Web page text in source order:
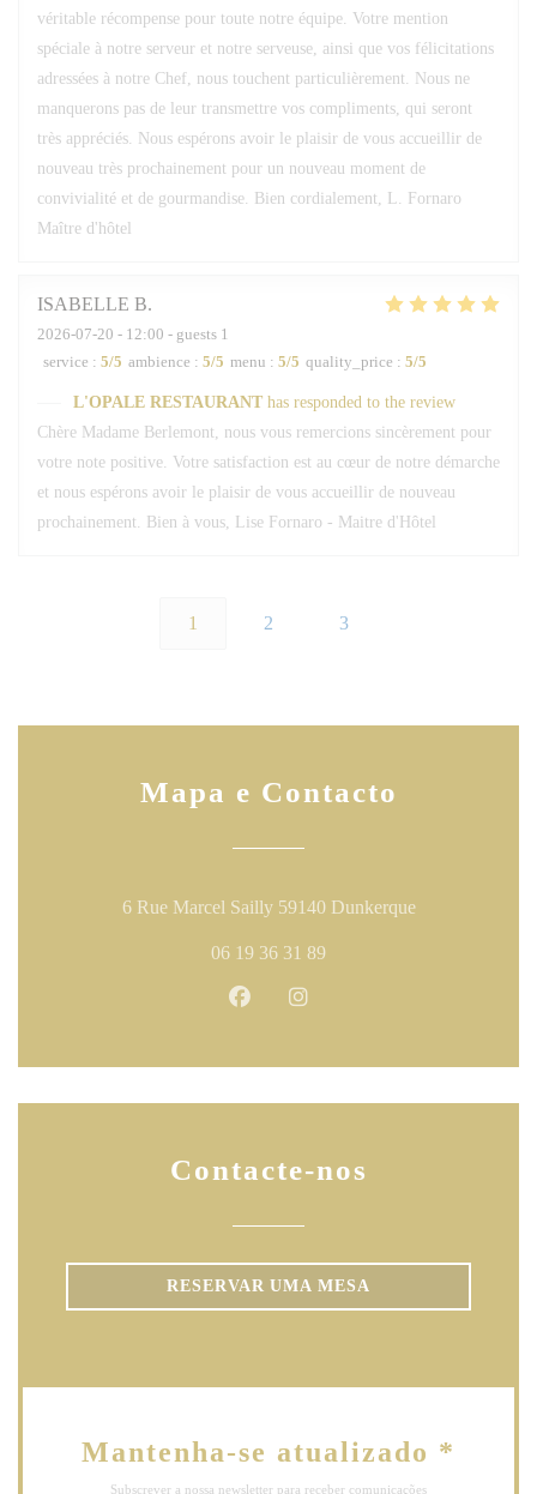
véritable récompense pour toute notre équipe. Votre mention
spéciale à notre serveur et notre serveuse, ainsi que vos félicitations
adressées à notre Chef, nous touchent particulièrement. Nous ne
manquerons pas de leur transmettre vos compliments, qui seront
très appréciés. Nous espérons avoir le plaisir de vous accueillir de
nouveau très prochainement pour un nouveau moment de
convivialité et de gourmandise. Bien cordialement, L. Fornaro
Maître d'hôtel
ISABELLE B
2026-07-20 - 12:00 - guests 1
service : 5/5 ambience : 5/5 menu : 5/5 quality_price : 5/5
L'OPALE RESTAURANT has responded to the review
Chère Madame Berlemont, nous vous remercions sincèrement pour
votre note positive. Votre satisfaction est au cœur de notre démarche
et nous espérons avoir le plaisir de vous accueillir de nouveau
prochainement. Bien à vous, Lise Fornaro - Maitre d'Hôtel
1 2 3
Mapa e Contacto
6 Rue Marcel Sailly 59140 Dunkerque((abre numa
06 19 36 31 89
Facebook ((abre numa nova
Contacte-nos
RESERVAR UMA MESA
Mantenha-se atualizado *
Subscrever a nossa newsletter para receber comunicações